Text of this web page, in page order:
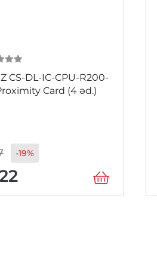
CS-DL-IC-CPU-R200-
Card (4 əd.)
-19%